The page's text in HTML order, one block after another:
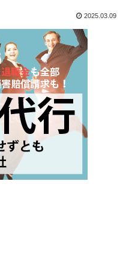
2025.03.09